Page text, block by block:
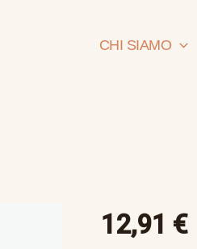
CHI SIAMO
12,91 €
risorgimento